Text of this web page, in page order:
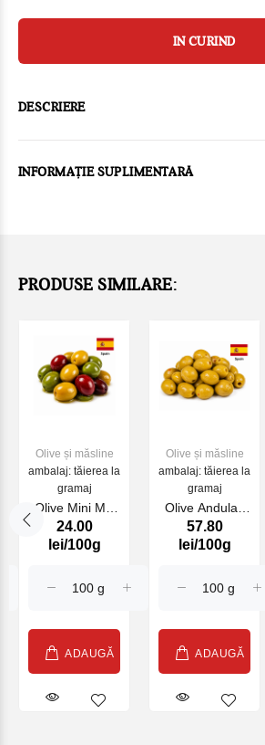
IN CURIND
DESCRIERE
INFORMAȚIE SUPLIMENTARĂ
PRODUSE SIMILARE:
Olive și măsline
ambalaj: tăierea la
gramaj
Olive Mini Mix
Mare Nostrum
Maestro
24.00
lei/100g
ADAUGĂ
Olive și măsline
ambalaj: tăierea la
gramaj
Olive Andulaz
Maestro
Aceituneros
4.2kg/ Net
57.80
lei/100g
ADAUGĂ